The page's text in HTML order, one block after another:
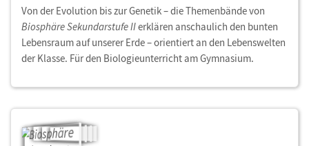
Von der Evolution bis zur Genetik – die Themenbände von
Biosphäre Sekundarstufe IIerklären anschaulich den bunten
Lebensraum auf unserer Erde – orientiert an den Lebenswelten
der Klasse. Für den Biologieunterricht am Gymnasium.